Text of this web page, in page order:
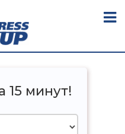
15 минут!